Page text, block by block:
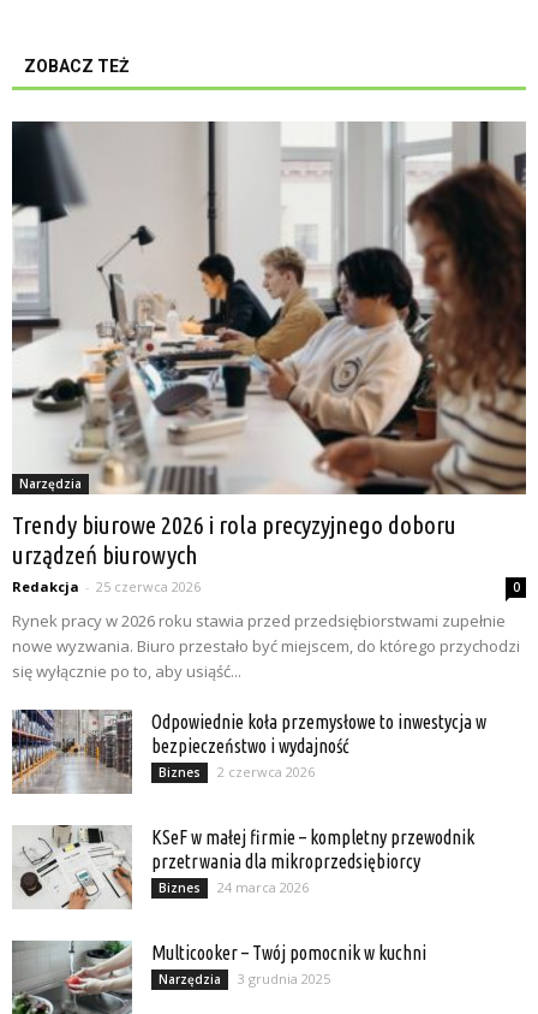
ZOBACZ TEŻ
Narzędzia
Trendy biurowe 2026 i rola precyzyjnego doboru
urządzeń biurowych
Redakcja - 25 czerwca 2026 0
Rynek pracy w 2026 roku stawia przed przedsiębiorstwami zupełnie
nowe wyzwania. Biuro przestało być miejscem, do którego przychodzi
się wyłącznie po to, aby usiąść...
Odpowiednie koła przemysłowe to inwestycja w
bezpieczeństwo i wydajność
Biznes 2 czerwca 2026
KSeF w małej firmie – kompletny przewodnik
przetrwania dla mikroprzedsiębiorcy
Biznes 24 marca 2026
Multicooker – Twój pomocnik w kuchni
Narzędzia 3 grudnia 2025